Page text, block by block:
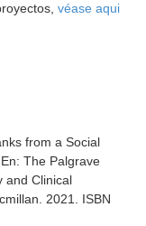
véase aqui
from a Social
En: The Palgrave
and Clinical
2021. ISBN